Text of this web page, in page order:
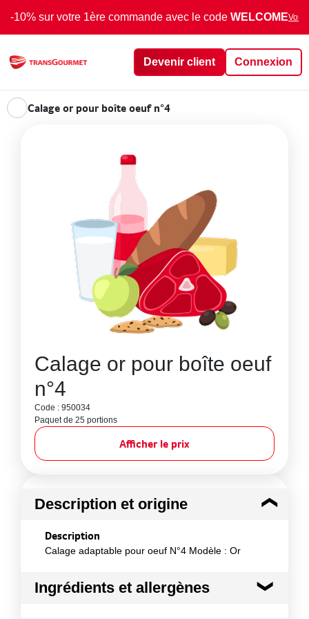
-10% sur votre 1ère commande avec le code WELCOMEVoir
Devenir client Connexion
Calage or pour boîte oeuf n°4
Calage or pour boîte oeuf
n°4
Code : 950034
Paquet de 25 portions
Afficher le prix
Description et origine
Description
Calage adaptable pour oeuf N°4 Modèle : Or
Ingrédients et allergènes